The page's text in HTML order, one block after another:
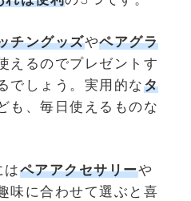
チングッズやペアグラ
えるのでプレゼントす
でしょう。実用的なタ
も、毎日使えるものな
はペアアクセサリーや
味に合わせて選ぶと喜